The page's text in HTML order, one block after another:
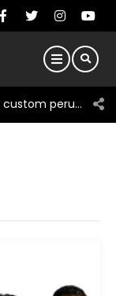
perusahaan